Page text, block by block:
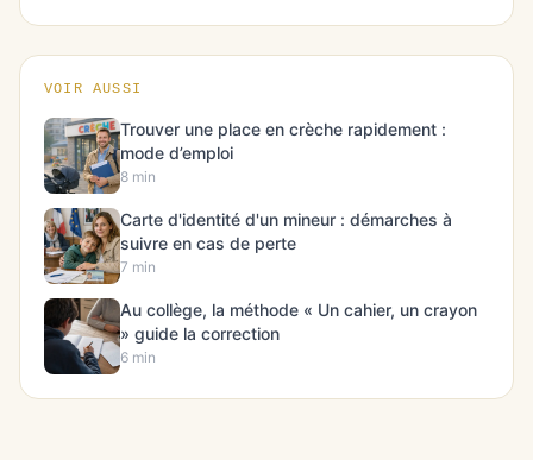
VOIR AUSSI
Trouver une place en crèche rapidement :
mode d’emploi
8 min
Carte d'identité d'un mineur : démarches à
suivre en cas de perte
7 min
Au collège, la méthode « Un cahier, un crayon
» guide la correction
6 min